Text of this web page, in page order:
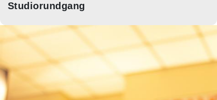
Studiorundgang